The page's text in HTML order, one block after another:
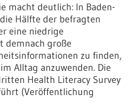
macht deutlich: In Baden-
Hälfte der befragten
eine niedrige
demnach große
zu finden,
Alltag anzuwenden. Die
Health Literacy Survey
(Veröffentlichung